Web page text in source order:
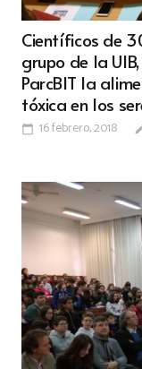
Científicos de
grupo de la
ParcBIT la
tóxica en los
calendar_today 16 febrero, 2018